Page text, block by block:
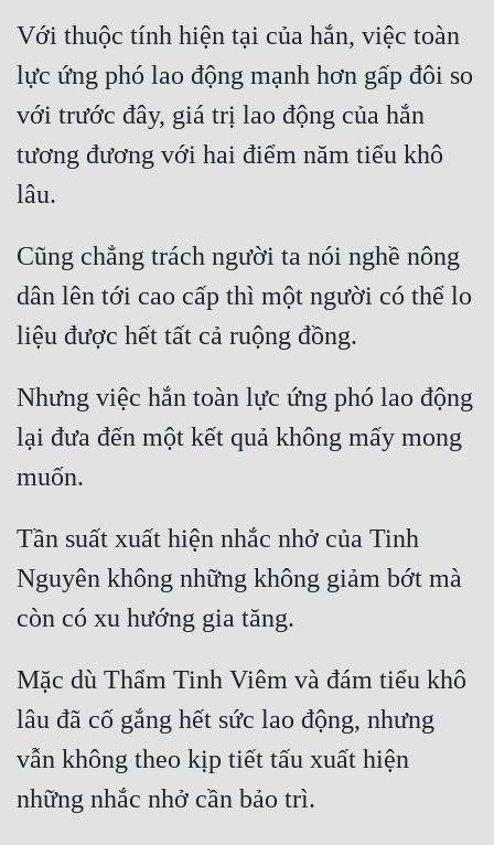
Tu Chân
Tu Tiên
Tội Phạm
Vô Địch
Võ Hiệp
Võng Du
Xuyên Không
Xuyên Nhanh
Điền Văn
Đông Phương Huyền Huyễn
Cẩu Đạo Trường Sinh
Ngự Thú
Truyện Nam
Với thuộc tính hiện tại của hắn, việc toàn
lực ứng phó lao động mạnh hơn gấp đôi so
với trước đây, giá trị lao động của hắn
tương đương với hai điểm năm tiểu khô
Cũng chẳng trách người ta nói nghề nông
dân lên tới cao cấp thì một người có thể lo
Nhưng việc hắn toàn lực ứng phó lao động
lại đưa đến một kết quả không mấy mong
Tần suất xuất hiện nhắc nhở của Tinh
Nguyên không những không giảm bớt mà
Mặc dù Thẩm Tinh Viêm và đám tiểu khô
lâu đã cố gắng hết sức lao động, nhưng
vẫn không theo kịp tiết tấu xuất hiện